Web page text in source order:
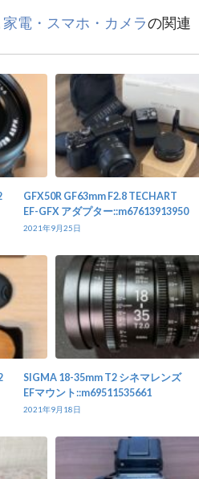
家電・スマホ・カメラの関連
GFX50R GF63mm F2.8 TECHART
EF-GFX アダプター::m67613913950
2021年9月25日
SIGMA 18-35mm T2 シネマレンズ
EFマウント::m69511535661
2021年9月18日